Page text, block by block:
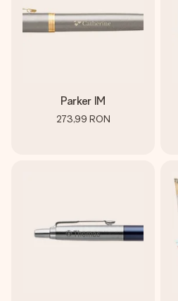
Parker IM
273,99 RON